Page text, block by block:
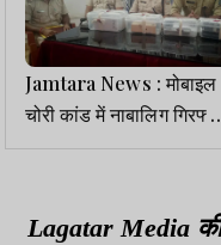
Jamtara News : मोबाइल
चोरी कांड में नाबालिग
चोरी के 8 मोबाइल भी बरामद
Lagatar Media